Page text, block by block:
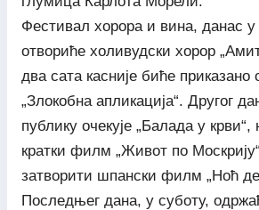
Фестивал хорора и вина, данас у
отвориће холивудски хорор
два сата касније биће приказано
„Злокобна апликација“. Другог
публику очекује „Балада у крви“,
кратки филм „Живот по
затворити шпански филм „Ноћ
Последњег дана, у суботу,